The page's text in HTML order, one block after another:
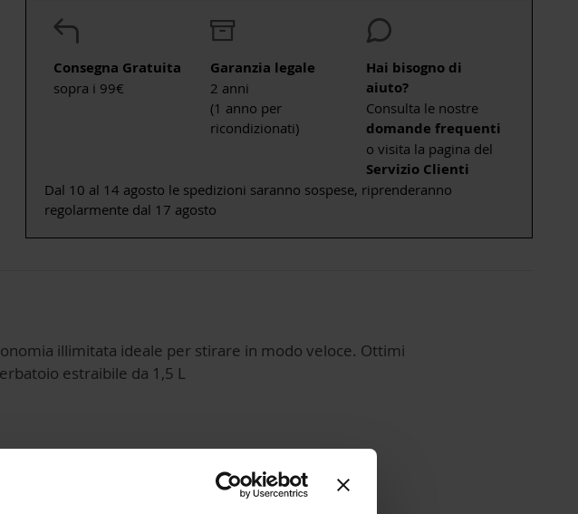
Consegna Gratuita
sopra i 99€
Garanzia legale
2 anni
(1 anno per
ricondizionati)
Hai bisogno di
aiuto?
Consulta le nostre
domande frequenti
o visita la pagina del
Servizio Clienti
Dal 10 al 14 agosto le spedizioni saranno sospese, riprenderanno
regolarmente dal 17 agosto
illimitata ideale per stirare in modo veloce. Ottimi
estraibile da 1,5 L